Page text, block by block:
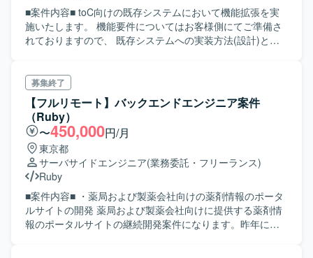
■案件内容■ toC向けの既存システムにおいて機能拡張を実
施いたします。 機能要件についてはお客様側にてご準備さ
れておりますので、 既存システムへの実装方法(設計)と実
募集終了
【フルリモート】バックエンドエンジニア案件
（Ruby）
〜450,000円/月
東京都
サーバサイドエンジニア(業務委託・フリーランス)
Ruby
■案件内容■ ・薬局および製薬会社向けの薬剤情報のポータ
ルサイトの開発 薬局および製薬会社向けに提供する薬剤情
報のポータルサイトの継続開発案件になります。昨年にロ